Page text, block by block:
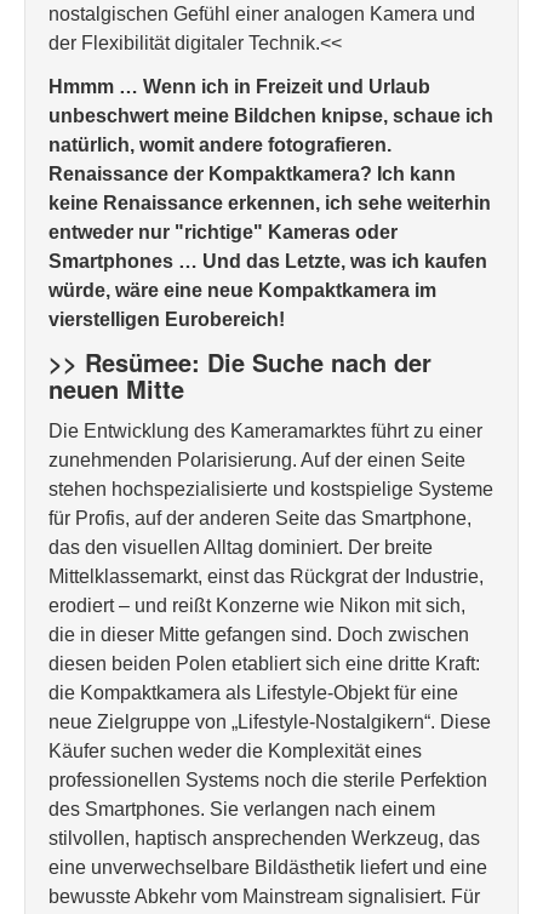
nostalgischen Gefühl einer analogen Kamera und
der Flexibilität digitaler Technik.<<
Hmmm … Wenn ich in Freizeit und Urlaub
unbeschwert meine Bildchen knipse, schaue ich
natürlich, womit andere fotografieren.
Renaissance der Kompaktkamera? Ich kann
keine Renaissance erkennen, ich sehe weiterhin
entweder nur "richtige" Kameras oder
Smartphones … Und das Letzte, was ich kaufen
würde, wäre eine neue Kompaktkamera im
vierstelligen Eurobereich!
>> Resümee: Die Suche nach der
neuen Mitte
Die Entwicklung des Kameramarktes führt zu einer
zunehmenden Polarisierung. Auf der einen Seite
stehen hochspezialisierte und kostspielige Systeme
für Profis, auf der anderen Seite das Smartphone,
das den visuellen Alltag dominiert. Der breite
Mittelklassemarkt, einst das Rückgrat der Industrie,
erodiert – und reißt Konzerne wie Nikon mit sich,
die in dieser Mitte gefangen sind. Doch zwischen
diesen beiden Polen etabliert sich eine dritte Kraft:
die Kompaktkamera als Lifestyle-Objekt für eine
neue Zielgruppe von „Lifestyle-Nostalgikern“. Diese
Käufer suchen weder die Komplexität eines
professionellen Systems noch die sterile Perfektion
des Smartphones. Sie verlangen nach einem
stilvollen, haptisch ansprechenden Werkzeug, das
eine unverwechselbare Bildästhetik liefert und eine
bewusste Abkehr vom Mainstream signalisiert. Für